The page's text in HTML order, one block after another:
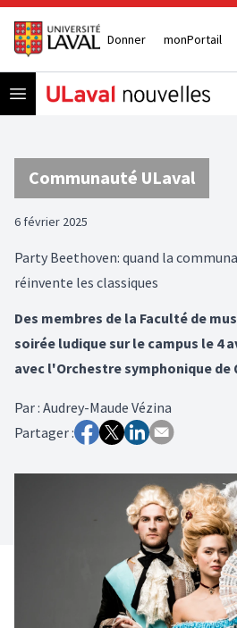
Donner monPortail
Open menu
Communauté ULaval
6 février 2025
Party Beethoven: quand la
réinvente les classiques
Des membres de la Faculté de
soirée ludique sur le campus le 4
avec l'Orchestre symphonique de
Par: Audrey-Maude Vézina
Partager :